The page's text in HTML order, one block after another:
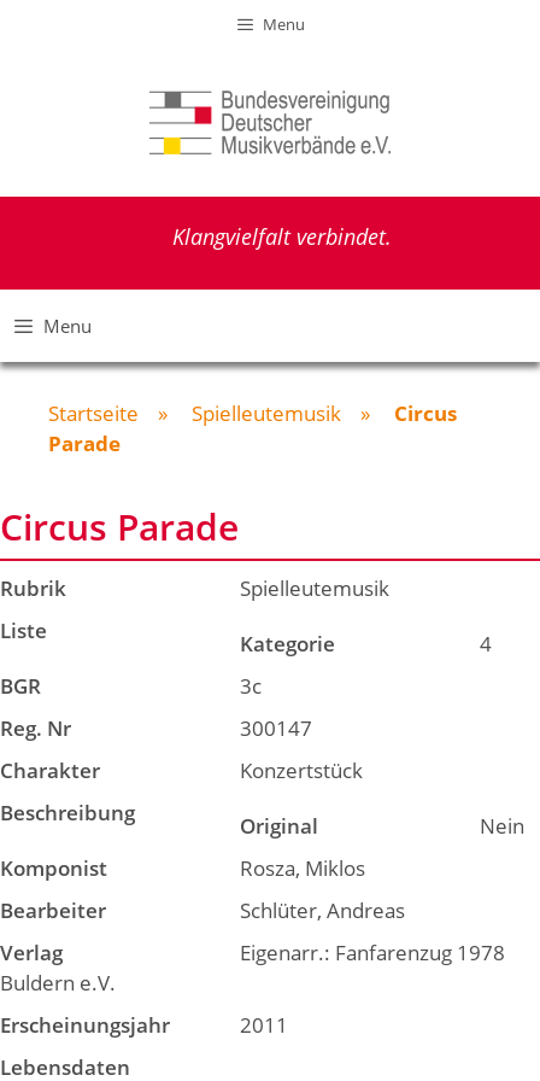
Menu
Klangvielfalt verbindet.
Menu
Startseite » Spielleutemusik » Circus
Parade
Circus Parade
Rubrik
Spielleutemusik
Liste
Kategorie
4
BGR
3c
Reg. Nr
300147
Charakter
Konzertstück
Beschreibung
Original
Nein
Komponist
Rosza, Miklos
Bearbeiter
Schlüter, Andreas
Verlag
Eigenarr.: Fanfarenzug 1978
Buldern e.V.
Erscheinungsjahr
2011
Lebensdaten